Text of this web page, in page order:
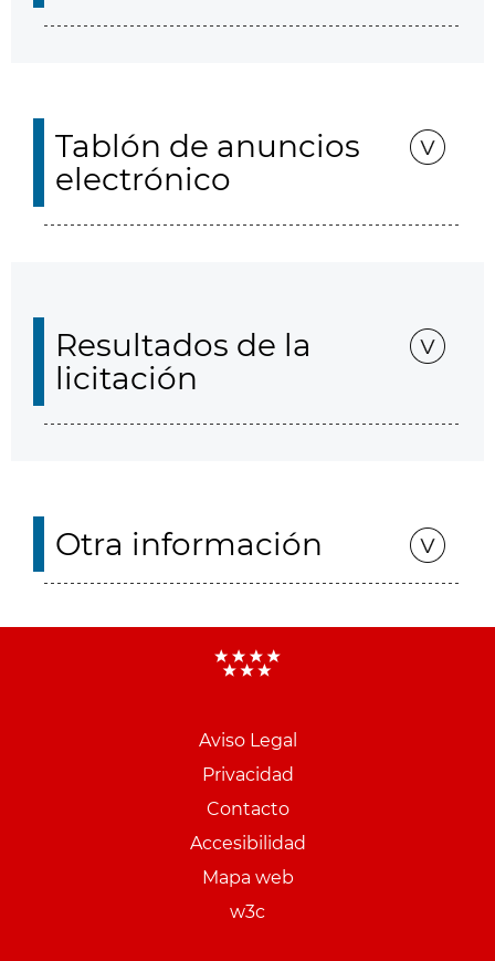
Tablón de anuncios
electrónico
Resultados de la
licitación
Otra información
Aviso Legal
Privacidad
Contacto
Accesibilidad
Mapa web
w3c